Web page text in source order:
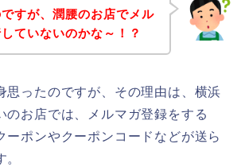
すが、潤腰のお店でメル
ていないのかな～！？
思ったのですが、その理由は、横浜
のお店では、メルマガ登録をする
ーポンやクーポンコードなどが送ら